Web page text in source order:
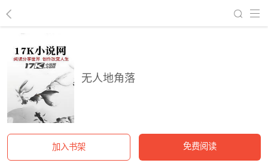
无人地角落
加入书架 免费阅读